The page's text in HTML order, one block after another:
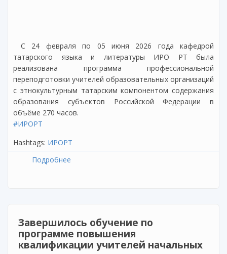
С 24 февраля по 05 июня 2026 года кафедрой
татарского языка и литературы ИРО РТ была
реализована программа профессиональной
переподготовки учителей образовательных организаций
с этнокультурным татарским компонентом содержания
образования субъектов Российской Федерации в
объёме 270 часов.
#ИРОРТ
Hashtags: ИРОРТ
Подробнее
Завершилось обучение по
программе повышения
квалификации учителей начальных